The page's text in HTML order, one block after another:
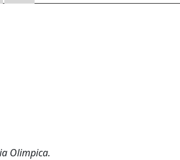
Olimpica.